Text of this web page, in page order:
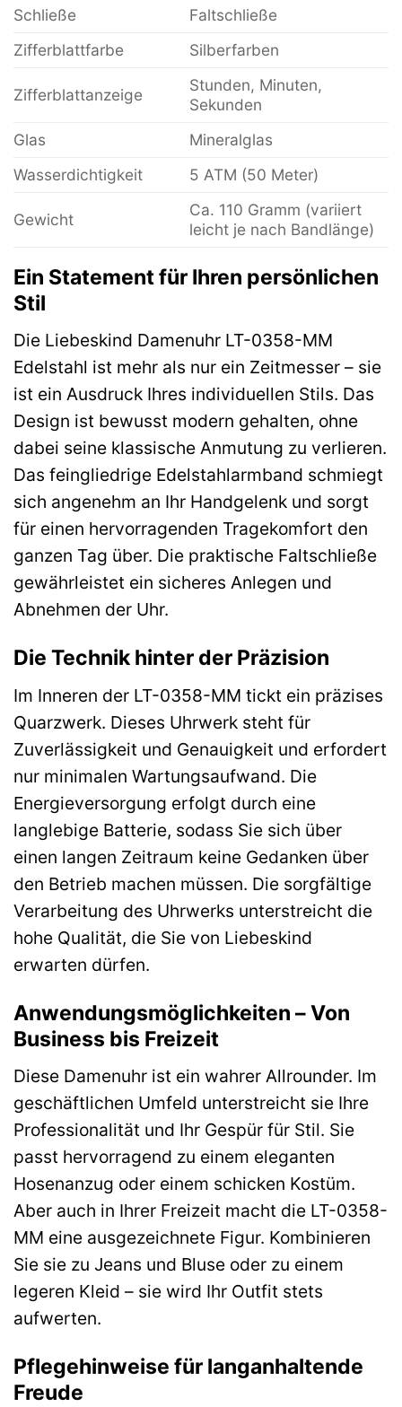
Schließe
Faltschließe
Zifferblattfarbe
Silberfarben
Zifferblattanzeige
Stunden, Minuten,
Sekunden
Glas
Mineralglas
Wasserdichtigkeit
5 ATM (50 Meter)
Gewicht
Ca. 110 Gramm (variiert
leicht je nach Bandlänge)
Ein Statement für Ihren persönlichen
Stil
Die Liebeskind Damenuhr LT-0358-MM
Edelstahl ist mehr als nur ein Zeitmesser – sie
ist ein Ausdruck Ihres individuellen Stils. Das
Design ist bewusst modern gehalten, ohne
dabei seine klassische Anmutung zu verlieren.
Das feingliedrige Edelstahlarmband schmiegt
sich angenehm an Ihr Handgelenk und sorgt
für einen hervorragenden Tragekomfort den
ganzen Tag über. Die praktische Faltschließe
gewährleistet ein sicheres Anlegen und
Abnehmen der Uhr.
Die Technik hinter der Präzision
Im Inneren der LT-0358-MM tickt ein präzises
Quarzwerk. Dieses Uhrwerk steht für
Zuverlässigkeit und Genauigkeit und erfordert
nur minimalen Wartungsaufwand. Die
Energieversorgung erfolgt durch eine
langlebige Batterie, sodass Sie sich über
einen langen Zeitraum keine Gedanken über
den Betrieb machen müssen. Die sorgfältige
Verarbeitung des Uhrwerks unterstreicht die
hohe Qualität, die Sie von Liebeskind
erwarten dürfen.
Anwendungsmöglichkeiten – Von
Business bis Freizeit
Diese Damenuhr ist ein wahrer Allrounder. Im
geschäftlichen Umfeld unterstreicht sie Ihre
Professionalität und Ihr Gespür für Stil. Sie
passt hervorragend zu einem eleganten
Hosenanzug oder einem schicken Kostüm.
Aber auch in Ihrer Freizeit macht die LT-0358-
MM eine ausgezeichnete Figur. Kombinieren
Sie sie zu Jeans und Bluse oder zu einem
legeren Kleid – sie wird Ihr Outfit stets
aufwerten.
Pflegehinweise für langanhaltende
Freude